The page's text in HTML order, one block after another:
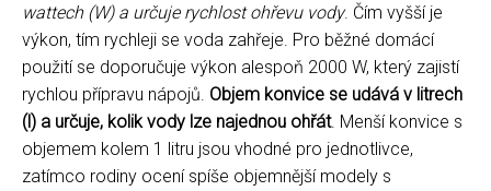
wattech (W) a určuje rychlost ohřevu vody. Čím vyšší je
výkon, tím rychleji se voda zahřeje. Pro běžné domácí
použití se doporučuje výkon alespoň 2000 W, který zajistí
rychlou přípravu nápojů. Objem konvice se udává v litrech
(l) a určuje, kolik vody lze najednou ohřát. Menší konvice s
objemem kolem 1 litru jsou vhodné pro jednotlivce,
zatímco rodiny ocení spíše objemnější modely s